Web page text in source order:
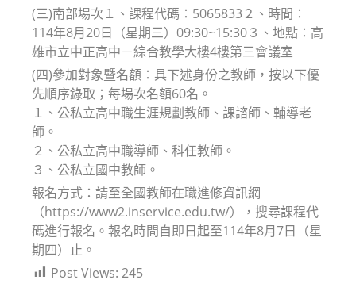
(三)南部場次１、課程代碼：5065833２、時間：
114年8月20日（星期三）09:30~15:30３、地點：高
雄市立中正高中－綜合教學大樓4樓第三會議室
(四)參加對象暨名額：具下述身份之教師，按以下優
先順序錄取；每場次名額60名。
１、公私立高中職生涯規劃教師、課諮師、輔導老
師。
２、公私立高中職導師、科任教師。
３、公私立國中教師。
報名方式：請至全國教師在職進修資訊網
（https://www2.inservice.edu.tw/），搜尋課程代
碼進行報名。報名時間自即日起至114年8月7日（星
期四）止。
Post Views: 245